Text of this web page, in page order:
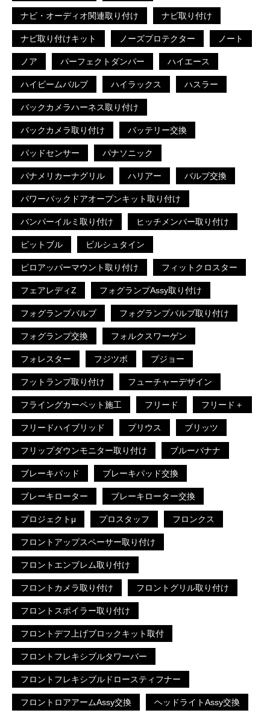
ナビ・オーディオ関連取り付け ナビ取り付け
ナビ取り付けキット ノーズプロテクター ノート
ノア パーフェクトダンパー ハイエース
ハイビームバルブ ハイラックス ハスラー
バックカメラハーネス取り付け
バックカメラ取り付け バッテリー交換
パッドセンサー パナソニック
パナメリカーナグリル ハリアー バルブ交換
パワーバックドアオープンキット取り付け
バンパーイルミ取り付け ヒッチメンバー取り付け
ピットブル ビルシュタイン
ピロアッパーマウント取り付け フィットクロスター
フェアレディZ フォグランプAssy取り付け
フォグランプバルブ フォグランプバルブ取り付け
フォグランプ交換 フォルクスワーゲン
フォレスター フジツボ プジョー
フットランプ取り付け フューチャーデザイン
フライングカーペット施工 フリード フリード＋
フリードハイブリッド プリウス ブリッツ
フリップダウンモニター取り付け ブルーバナナ
ブレーキパッド ブレーキパッド交換
ブレーキローター ブレーキローター交換
プロジェクトμ プロスタッフ フロンクス
フロントアップスペーサー取り付け
フロントエンブレム取り付け
フロントカメラ取り付け フロントグリル取り付け
フロントスポイラー取り付け
フロントデフ上げブロックキット取付
フロントフレキシブルタワーバー
フロントフレキシブルドロースティフナー
フロントロアアームAssy交換 ヘッドライトAssy交換